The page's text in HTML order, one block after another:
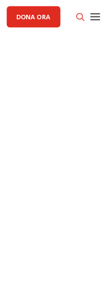
DONA ORA
DI
): un nuovo servizio